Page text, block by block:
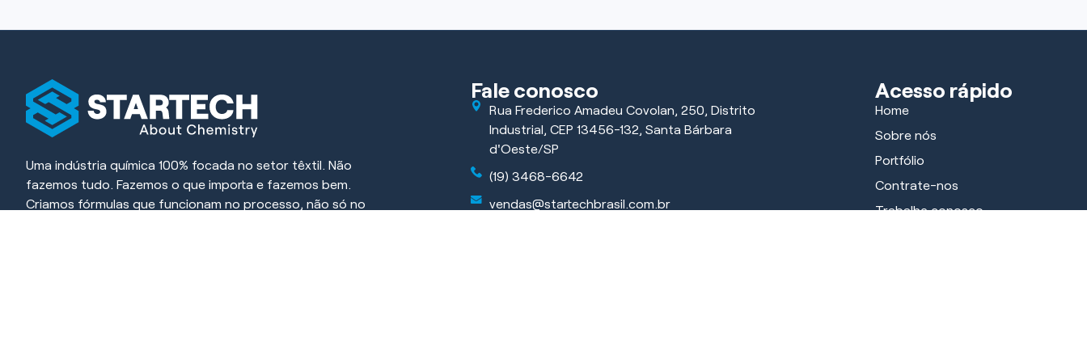
Uma indústria química 100% focada no setor têxtil. Não
fazemos tudo. Fazemos o que importa e fazemos bem.
Criamos fórmulas que funcionam no processo, não só no
Fale conosco
Rua Frederico Amadeu Covolan, 250, Distrito
Industrial, CEP 13456-132, Santa Bárbara
d'Oeste/SP
(19) 3468-6642
vendas@startechbrasil.com.br
Acesso rápido
Home
Sobre nós
Portfólio
Contrate-nos
Trabalhe conosco